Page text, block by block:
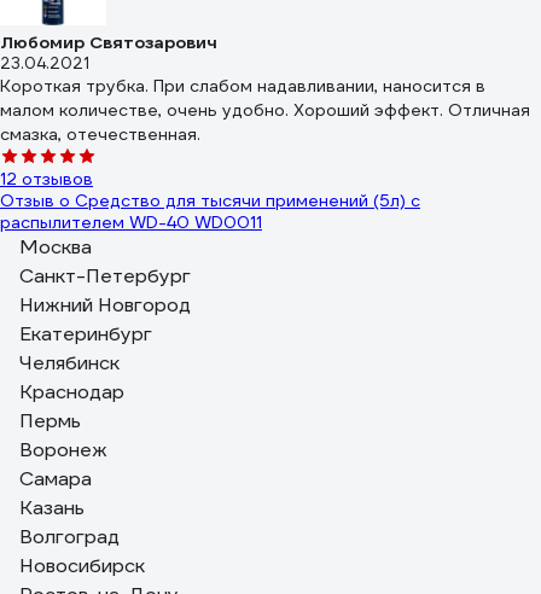
Любомир Святозарович
23.04.2021
Короткая трубка. При слабом надавливании, наносится в
малом количестве, очень удобно. Хороший эффект. Отличная
смазка, отечественная.
12 отзывов
Отзыв о Средство для тысячи применений (5л) с
распылителем WD-40 WD0011
Виктор
03.05.2021
Балон очень большой
8 отзывов
9555131412983
Константин Семеноа
08.05.2023
Отличный продукт. Для тех кто понимает тольк в импортном
сырье!
Москва
Санкт-Петербург
Нижний Новгород
Екатеринбург
Челябинск
Краснодар
Пермь
Воронеж
Самара
Казань
Волгоград
Новосибирск